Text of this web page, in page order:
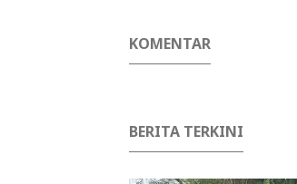
KOMENTAR
BERITA TERKINI